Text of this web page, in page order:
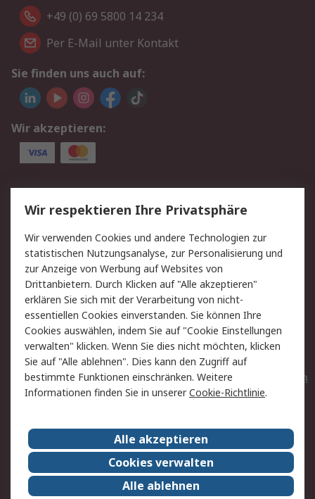
+49 (0) 69 5800 14 234
Per E-Mail unter Kontakt
Sie finden uns auch auf:
Wir akzeptieren:
Service
Value Added Services
Lieferlösungen
Rücksendungen
Kontakt
Hilfe
Privatkunden
Rechtliches
AGB
Datenschutz
Cookie-Richtlinie
Zahlungsbedingungen
Copyright/Impressum
Entsorgung
Elektrogeräte/Batterien
RS weltweit
Karriere bei RS
Nachhaltigkeit
Qualität/Umwelt/ZertifikatePresse-Center
Wir respektieren Ihre Privatsphäre
Wir verwenden Cookies und andere Technologien zur
statistischen Nutzungsanalyse, zur Personalisierung und
zur Anzeige von Werbung auf Websites von
Drittanbietern. Durch Klicken auf "Alle akzeptieren"
erklären Sie sich mit der Verarbeitung von nicht-
essentiellen Cookies einverstanden. Sie können Ihre
Cookies auswählen, indem Sie auf "Cookie Einstellungen
verwalten" klicken. Wenn Sie dies nicht möchten, klicken
Sie auf "Alle ablehnen". Dies kann den Zugriff auf
bestimmte Funktionen einschränken. Weitere
Informationen finden Sie in unsererCookie-Richtlinie.
Alle akzeptieren
Cookies verwalten
Alle ablehnen